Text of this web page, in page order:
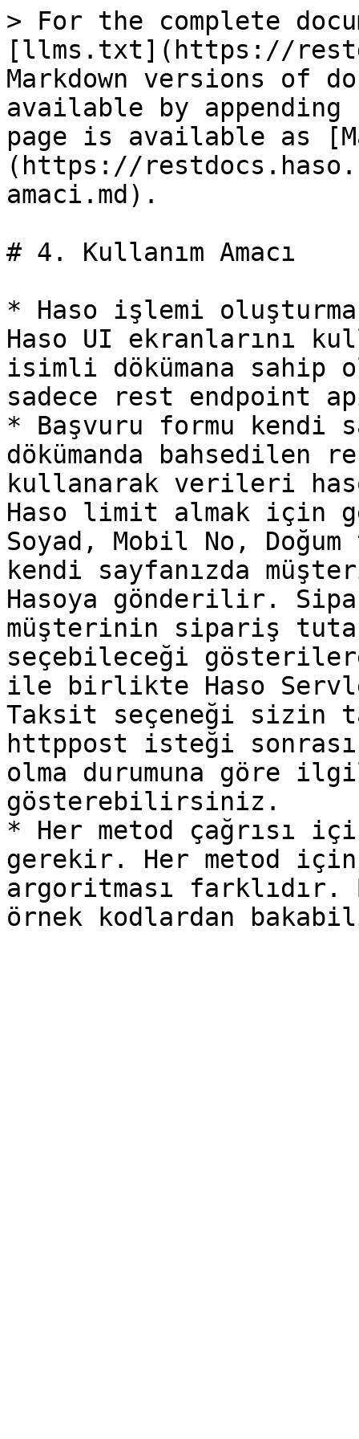
> For the complete
[llms.txt](https://
Markdown versions of
available by
page is available as
(https://
amaci.md).
# 4. Kullanım Amacı
* Haso işlemi
Haso UI ekranlarını
isimli dökümana sahip
sadece rest endpoint
* Başvuru formu kendi
dökümanda
kullanarak verileri
Haso limit almak için
Soyad, Mobil No,
kendi sayfanızda
Hasoya gönderilir.
müşterinin sipariş
seçebileceği
ile birlikte Haso
Taksit seçeneği sizin
httppost isteği
olma durumuna göre
gösterebilirsiniz.
* Her metod çağrısı
gerekir. Her metod
argoritması farklıdır.